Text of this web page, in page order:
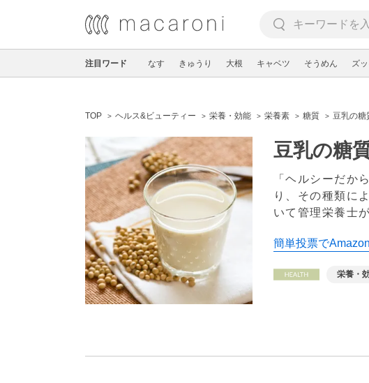
注目ワード なす きゅうり 大根 キャベツ そうめん ズ
TOP ヘルス&ビューティー 栄養・効能 栄養素 糖質 豆乳の糖
豆乳の糖
「ヘルシーだか
り、その種類に
いて管理栄養士
簡単投票で
栄養・